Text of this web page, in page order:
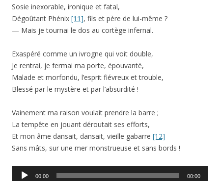
Sosie inexorable, ironique et fatal,
Dégoûtant Phénix [11], fils et père de lui-même ?
— Mais je tournai le dos au cortège infernal.
Exaspéré comme un ivrogne qui voit double,
Je rentrai, je fermai ma porte, épouvanté,
Malade et morfondu, l’esprit fiévreux et trouble,
Blessé par le mystère et par l’absurdité !
Vainement ma raison voulait prendre la barre ;
La tempête en jouant déroutait ses efforts,
Et mon âme dansait, dansait, vieille gabarre [12]
Sans mâts, sur une mer monstrueuse et sans bords !
Lecteur
00:00 00:00